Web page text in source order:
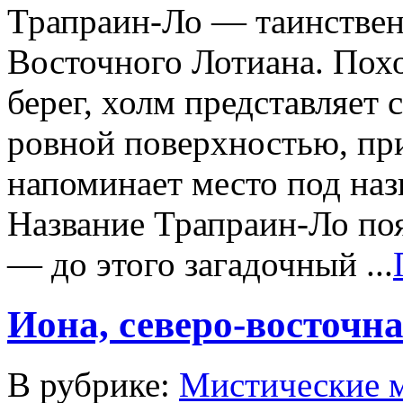
Трапраин-Ло —
Восточного Лотиана.
берег, холм
ровной по­верхностью,
напоминает место под
Название Трап­раин-Ло
— до этого загадочный ...
Иона, северо-
В рубрике: Мистические